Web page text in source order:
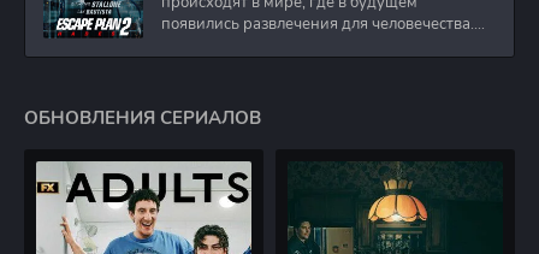
появились развлечения для человечества.
ОБНОВЛЕНИЯ СЕРИАЛОВ